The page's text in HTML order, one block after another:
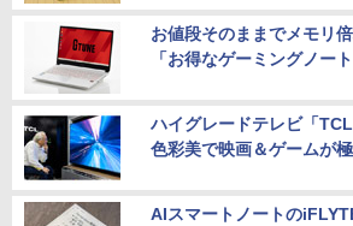
お値段そのままでメモリ
「お得なゲーミングノート
ハイグレードテレビ「
色彩美で映画＆ゲームが
AIスマートノートの